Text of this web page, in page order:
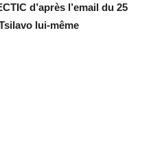
d’après l’email du 25
lui-même